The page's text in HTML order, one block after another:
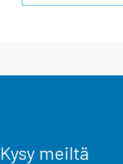
Kysy meiltä